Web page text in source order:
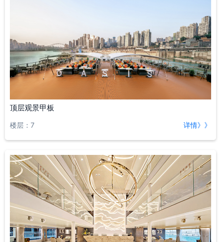
顶层观景甲板
楼层：7 详情》》